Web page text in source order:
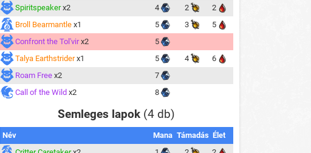
Spiritspeaker x2 4 2
2
Broll Bearmantle x1 5 3
5
Confront the Tol'vir x2
5
Talya Earthstrider x1 5 4
6
Roam Free x2
7
Call of the Wild x2 8
Semleges lapok (4 db)
Név Mana Támadás Élet